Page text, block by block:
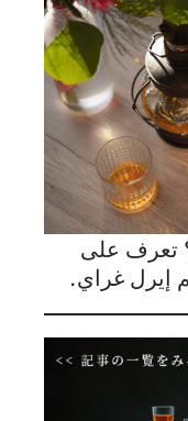
تعرف على
إيرل غراي.